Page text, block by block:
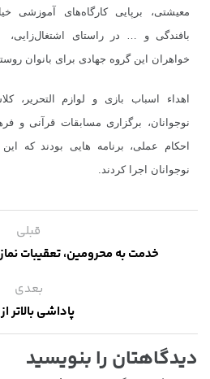
معیشتی، برپایی کارگاه‌های آموزشی
بافندگی و … در راستای
خواهران این گروه جهادی برای بانوان
اهداء اسباب بازی و لوازم التحریر،
نوجوانان، برگزاری مسابقات قرآنی و
احکام عملی، برنامه هایی بودند که
نوجوانان اجرا کردند.
قبلی
خدمت به محرومین، تعقیبات
بعدی
پاداشی بالاتر
دیدگاهتان را بنویسید